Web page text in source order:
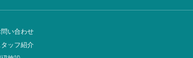
問い合わせ
タッフ紹介